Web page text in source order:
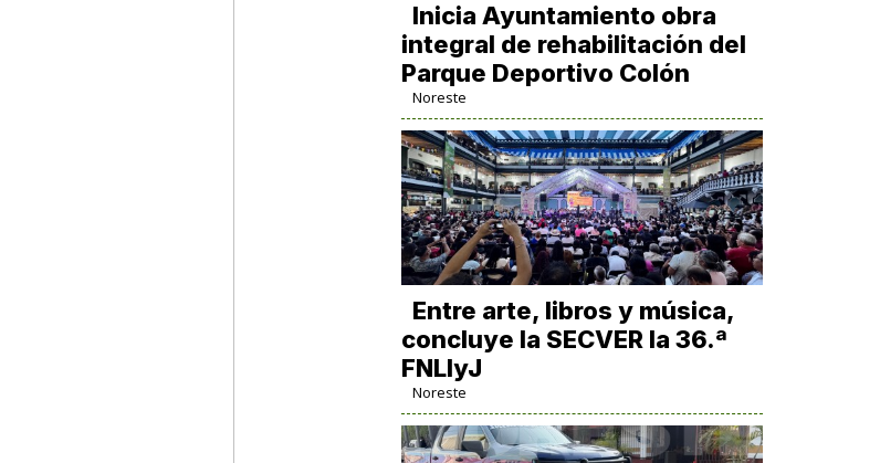
Inicia Ayuntamiento obra
integral de rehabilitación del
Parque Deportivo Colón
Noreste
Entre arte, libros y música,
concluye la SECVER la 36.ª
FNLIyJ
Noreste